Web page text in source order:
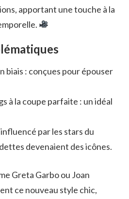
apportant une touche à la
biais : conçues pour épouser
à la coupe parfaite : un idéal
par les stars du
devenaient des icônes.
Greta Garbo ou Joan
ce nouveau style chic,